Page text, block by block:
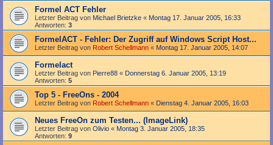
Formel ACT Fehler
Letzter Beitrag von Michael Brietzke « Montag 17. Januar 2005, 16:33
Antworten: 3
FormelACT - Fehler: Der Zugriff auf Windows Script Host...
Letzter Beitrag von Robert Schellmann « Montag 17. Januar 2005, 14:07
Formelact
Letzter Beitrag von Pierre88 « Donnerstag 6. Januar 2005, 13:19
Antworten: 5
Top 5 - FreeOns - 2004
Letzter Beitrag von Robert Schellmann « Dienstag 4. Januar 2005, 16:03
Neues FreeOn zum Testen... (ImageLink)
Letzter Beitrag von Olivio « Montag 3. Januar 2005, 18:35
Antworten: 9